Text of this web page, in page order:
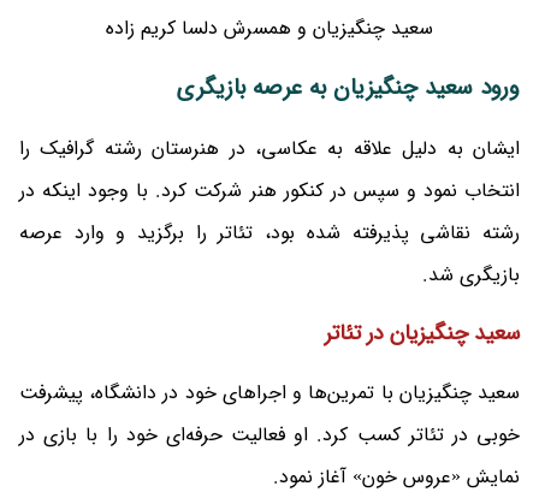
سعید چنگیزیان و همسرش دلسا کریم زاده
ورود سعید چنگیزیان به عرصه بازیگری
ایشان به دلیل علاقه به عکاسی، در هنرستان رشته گرافیک را
انتخاب نمود و سپس در کنکور هنر شرکت کرد. با وجود اینکه در
رشته نقاشی پذیرفته شده بود، تئاتر را برگزید و وارد عرصه
بازیگری شد.
سعید چنگیزیان در تئاتر
سعید چنگیزیان با تمرین‌ها و اجراهای خود در دانشگاه، پیشرفت
خوبی در تئاتر کسب کرد. او فعالیت حرفه‌ای خود را با بازی در
نمایش «عروس خون» آغاز نمود.